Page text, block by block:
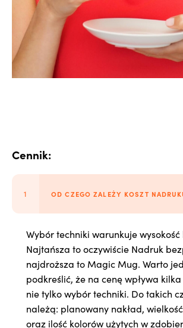
Cennik:
OD CZEGO ZALEŻY KOSZT
Wybór techniki warunkuje wysokość
Najtańsza to oczywiście Nadruk
najdroższa to Magic Mug. Warto
podkreślić, że na cenę wpływa
nie tylko wybór techniki. Do takich
należą: planowany nakład,
oraz ilość kolorów użytych w